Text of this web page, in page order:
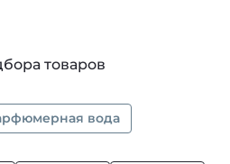
товаров
вода